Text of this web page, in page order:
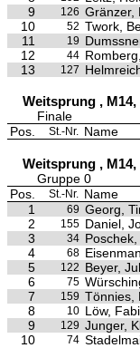
9
126 Gränzer,
10
52 Twork,
11
19
12
44
13
127
Weitsprung , M14,
Finale
Pos.
St.-Nr. Name
Weitsprung , M14,
Gruppe 0
Pos.
St.-Nr. Name
1
69 Georg,
2
155 Daniel,
3
34
4
68
5
122 Beyer,
6
75
7
159 Tönnies,
8
10 Löw,
9
129 Junger,
10
74